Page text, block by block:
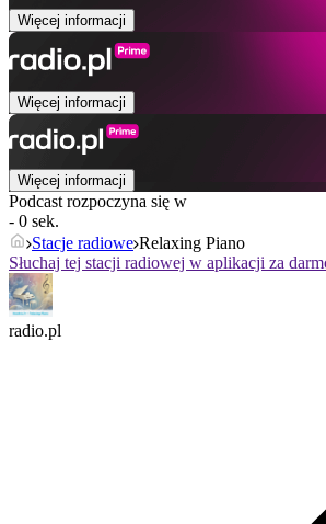
Więcej informacji
Więcej informacji
Więcej informacji
Podcast rozpoczyna się w
- 0 sek.
Stacje radiowe Relaxing Piano
Słuchaj tej stacji radiowej w aplikacji za
radio.pl